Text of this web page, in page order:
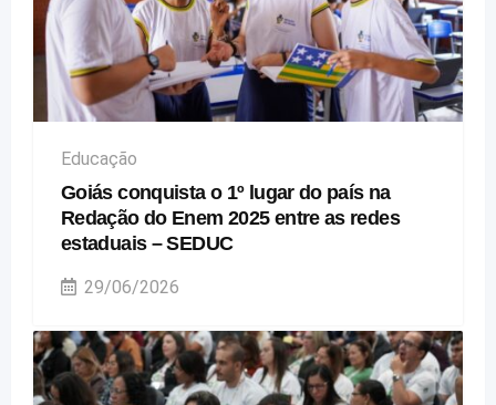
Educação
Goiás conquista o 1º lugar do país na
Redação do Enem 2025 entre as redes
estaduais – SEDUC
29/06/2026